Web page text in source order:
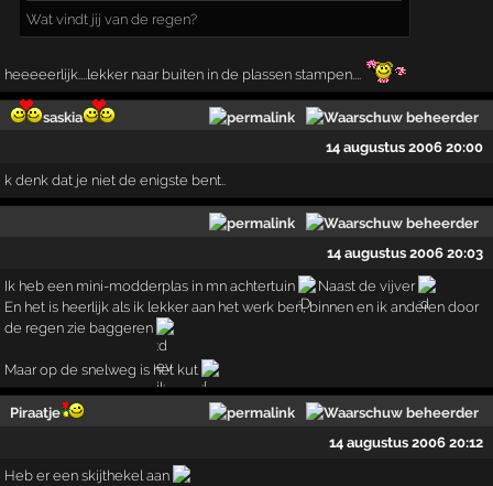
Wat vindt jij van de regen?
heeeeerlijk....lekker naar buiten in de plassen stampen....
saskia
14 augustus 2006 20:00
k denk dat je niet de enigste bent..
14 augustus 2006 20:03
Ik heb een mini-modderplas in mn achtertuin
Naast de vijver
En het is heerlijk als ik lekker aan het werk ben, binnen en ik anderen door
de regen zie baggeren
Maar op de snelweg is het kut
Piraatje
14 augustus 2006 20:12
Heb er een skijthekel aan